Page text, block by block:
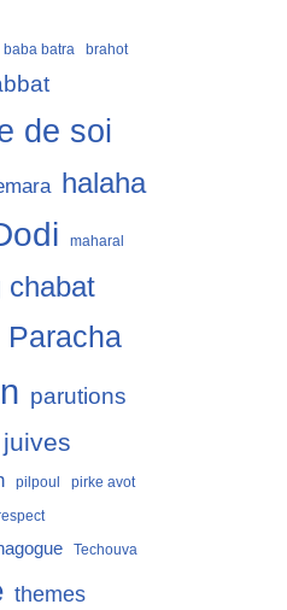
baba batra brahot
de soi
halaha
maharal
chabat
Paracha
parutions
pilpoul
pirke avot
Techouva
themes